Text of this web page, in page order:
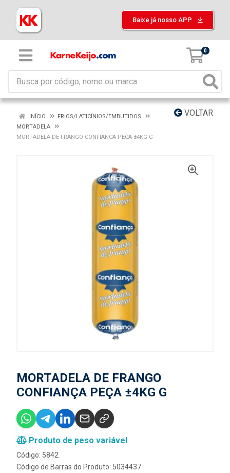
Baixe já nosso APP
0
VOLTAR
INÍCIO
FRIOS/LATICÍNIOS/EMBUTIDOS
MORTADELA
MORTADELA DE FRANGO CONFIANCA PECA ±4KG G
MORTADELA DE FRANGO
CONFIANÇA PEÇA ±4KG G
Produto de peso variável
Código: 5842
Código de Barras do Produto: 5034437